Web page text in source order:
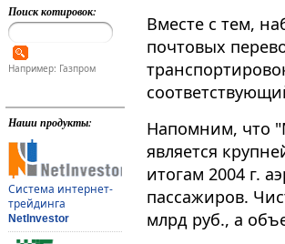
Поиск котировок:
Например: Газпром
Наши продукты:
Система интернет-
трейдинга
NetInvestor
Вместе с тем,
почтовых
Напомним, что
является
итогам 2004 г.
пассажиров.
млрд руб., а